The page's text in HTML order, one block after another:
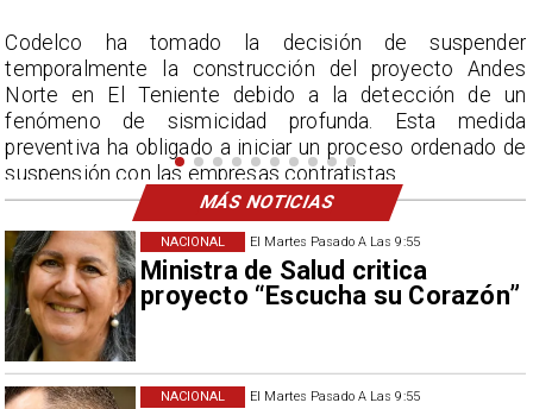
El Martes Pasado A Las 9:55
Ministra de Salud critica
proyecto “Escucha su Corazón”
NACIONAL
El Martes Pasado A Las 9:55
NACIONAL
la decisión de suspender
construcción del proyecto Andes
debido a la detección de un
profunda. Esta medida
a iniciar un proceso ordenado de
empresas contratistas.
La Dirección
acumulados sin
por encima del
MÁS NOTICIAS